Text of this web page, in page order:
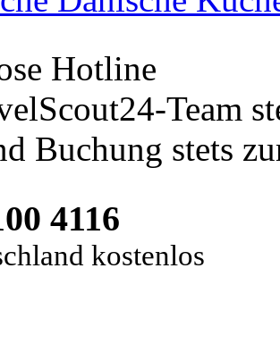
Hotline
Team
Buchung stets
4116
kostenlos